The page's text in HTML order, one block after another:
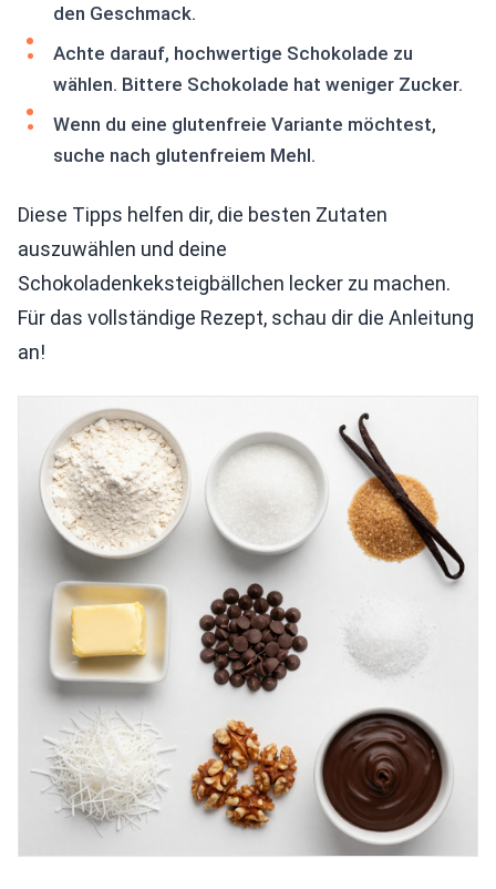
den Geschmack.
Achte darauf, hochwertige Schokolade zu
wählen. Bittere Schokolade hat weniger Zucker.
Wenn du eine glutenfreie Variante möchtest,
suche nach glutenfreiem Mehl.
Diese Tipps helfen dir, die besten Zutaten
auszuwählen und deine
Schokoladenkeksteigbällchen lecker zu machen.
Für das vollständige Rezept, schau dir die Anleitung
an!